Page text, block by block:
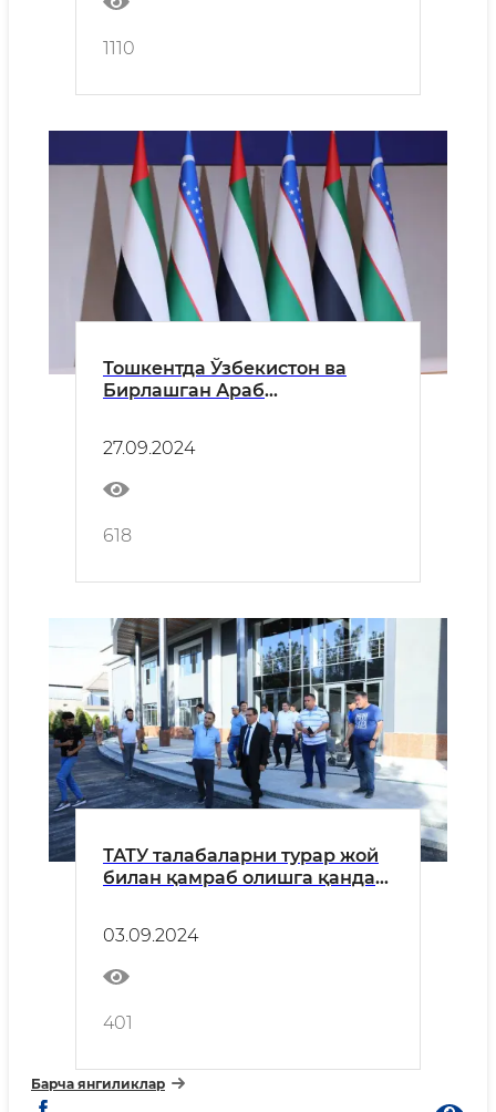
1110
Тошкентда Ўзбекистон ва
Бирлашган Араб
ўз ишини бошлади
27.09.2024
618
ТАТУ талабаларни турар жой
билан қамраб олишга қандай
03.09.2024
401
Барча янгиликлар